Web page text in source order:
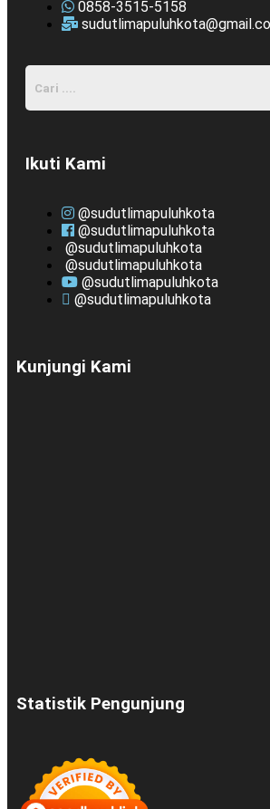
0858-3515-5158
Ikuti Kami
@sudutlimapuluhkota
@sudutlimapuluhkota
@sudutlimapuluhkota
@sudutlimapuluhkota
@sudutlimapuluhkota
@sudutlimapuluhkota
Kunjungi Kami
Statistik Pengunjung